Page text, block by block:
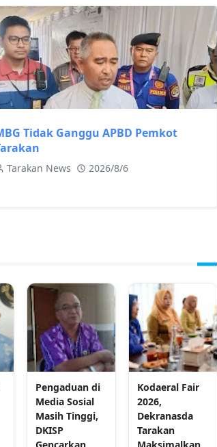
Tidak Ganggu APBD Pemkot
Tarakan News 2026/8/6
Pengaduan di
Media Sosial
Masih Tinggi,
DKISP
Kodaeral Fair
2026,
Dekranasda
Tarakan